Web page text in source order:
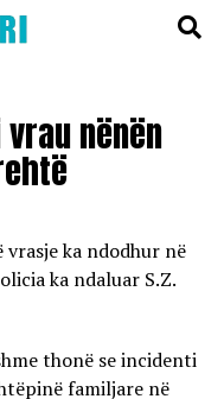
nënën
ka ndodhur në
ka ndaluar S.Z.
thonë se incidenti
familjare në